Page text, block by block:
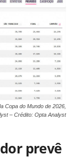
Copa do Mundo de 2026,
– Crédito: Opta Analyst
prevê